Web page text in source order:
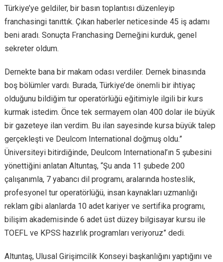
Türkiye’ye geldiler, bir basın toplantısı düzenleyip
franchasingi tanıttık. Çıkan haberler neticesinde 45 iş adamı
beni aradı. Sonuçta Franchasing Derneğini kurduk, genel
sekreter oldum.
Dernekte bana bir makam odası verdiler. Dernek binasında
boş bölümler vardı. Burada, Türkiye’de önemli bir ihtiyaç
olduğunu bildiğim tur operatörlüğü eğitimiyle ilgili bir kurs
kurmak istedim. Önce tek sermayem olan 400 dolar ile büyük
bir gazeteye ilan verdim. Bu ilan sayesinde kursa büyük talep
gerçekleşti ve Deulcom International doğmuş oldu.”
Üniversiteyi bitirdiğinde, Deulcom International’ın 5 şubesini
yönettiğini anlatan Altuntaş, “Şu anda 11 şubede 200
çalışanımla, 7 yabancı dil programı, aralarında hosteslik,
profesyonel tur operatörlüğü, insan kaynakları uzmanlığı
reklam gibi alanlarda 10 adet kariyer ve sertifika programı,
bilişim akademisinde 6 adet üst düzey bilgisayar kursu ile
TOEFL ve KPSS hazırlık programları veriyoruz” dedi.
Altuntaş, Ulusal Girişimcilik Konseyi başkanlığını yaptığını ve